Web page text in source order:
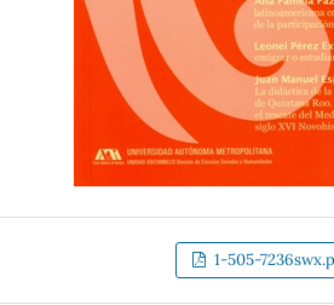
1-505-